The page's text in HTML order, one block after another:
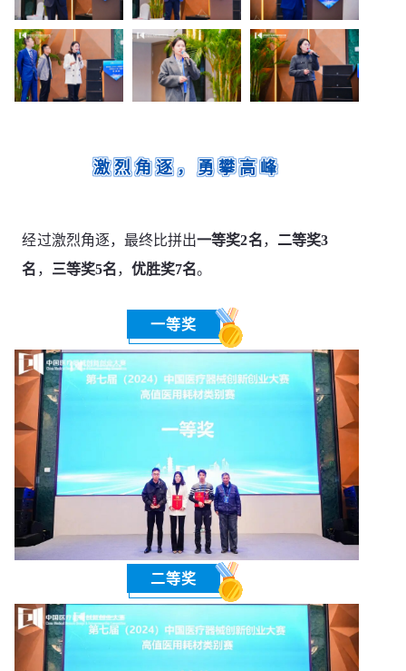
激烈角逐，勇攀高峰
经过激烈角逐，最终比拼出一等奖2名， 二等奖3
名 ， 三等奖5名，优胜奖7名。
一等奖
二等奖